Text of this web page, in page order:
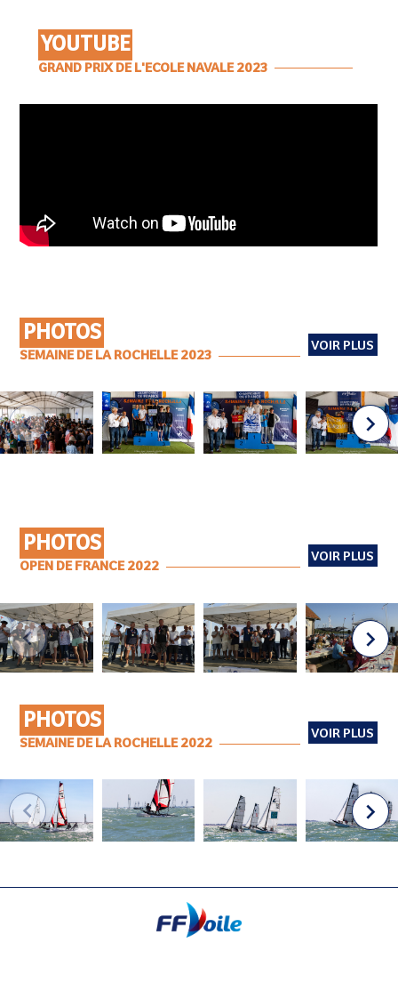
YOUTUBE
GRAND PRIX DE L'ECOLE NAVALE 2023
PHOTOS
SEMAINE DE LA ROCHELLE 2023
VOIR PLUS
PHOTOS
OPEN DE FRANCE 2022
VOIR PLUS
PHOTOS
SEMAINE DE LA ROCHELLE 2022
VOIR PLUS